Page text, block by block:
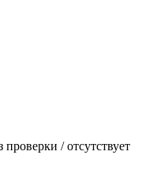
/ отсутствует